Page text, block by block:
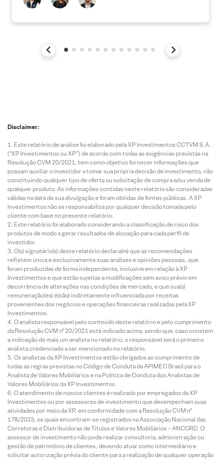
Disclaimer:
Este relatório de análise foi elaborado pela XP Investimentos CCTVM S.A.
(“XP Investimentos ou XP”) de acordo com todas as exigências previstas na
Resolução CVM 20/2021, tem como objetivo fornecer informações que
possam auxiliar o investidor a tomar sua própria decisão de investimento, não
constituindo qualquer tipo de oferta ou solicitação de compra e/ou venda de
qualquer produto. As informações contidas neste relatório são consideradas
válidas na data de sua divulgação e foram obtidas de fontes públicas. A XP
Investimentos não se responsabiliza por qualquer decisão tomada pelo
cliente com base no presente relatório.
Este relatório foi elaborado considerando a classificação de risco dos
produtos de modo a gerar resultados de alocação para cada perfil de
investidor.
O(s) signatário(s) deste relatório declara(m) que as recomendações
refletem única e exclusivamente suas análises e opiniões pessoais, que
foram produzidas de forma independente, inclusive em relação à XP
Investimentos e que estão sujeitas a modificações sem aviso prévio em
decorrência de alterações nas condições de mercado, e que sua(s)
remuneração(es) é(são) indiretamente influenciada por receitas
provenientes dos negócios e operações financeiras realizadas pela XP
Investimentos.
O analista responsável pelo conteúdo deste relatório e pelo cumprimento
da Resolução CVM nº 20/2021 está indicado acima, sendo que, caso constem
a indicação de mais um analista no relatório, o responsável será o primeiro
analista credenciado a ser mencionado no relatório.
Os analistas da XP Investimentos estão obrigados ao cumprimento de
todas as regras previstas no Código de Conduta da APIMEC Brasil para o
Analista de Valores Mobiliários e na Política de Conduta dos Analistas de
Valores Mobiliários da XP Investimentos.
O atendimento de nossos clientes é realizado por empregados da XP
Investimentos ou por assessores de investimento que desempenham suas
atividades por meio da XP, em conformidade com a Resolução CVM nº
178/2023, os quais encontram-se registrados na Associação Nacional das
Corretoras e Distribuidoras de Títulos e Valores Mobiliários – ANCORD. O
assessor de investimento não pode realizar consultoria, administração ou
gestão de patrimônio de clientes, devendo atuar como intermediário e
solicitar autorização prévia do cliente para a realização de qualquer operação